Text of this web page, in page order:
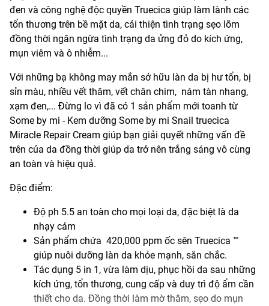
đen và công nghệ độc quyền Truecica giúp làm lành các
tổn thương trên bề mặt da, cải thiện tình trạng sẹo lõm
đồng thời ngăn ngừa tình trạng da ửng đỏ do kích ứng,
mụn viêm và ô nhiễm...
Với những bạ không may mắn sở hữu làn da bị hư tổn, bị
sỉn màu, nhiều vết thâm, vết chân chim, nám tàn nhang,
xạm đen,... Đừng lo vì đã có 1 sản phẩm mới toanh từ
Some by mi - Kem dưỡng Some by mi Snail truecica
Miracle Repair Cream giúp bạn giải quyết những vấn đề
trên của da đồng thời giúp da trở nên trắng sáng vô cùng
an toàn và hiệu quả.
Đặc điểm:
Độ ph 5.5 an toàn cho mọi loại da, đặc biệt là da
nhạy cảm
Sản phẩm chứa 420,000 ppm ốc sên Truecica ™
giúp nuôi dưỡng làn da khỏe mạnh, săn chắc.
Tác dụng 5 in 1, vừa làm dịu, phục hồi da sau những
kích ứng, tổn thương, cung cấp và duy trì độ ẩm cần
thiết cho da. Đồng thời làm mờ thâm, sẹo do mụn